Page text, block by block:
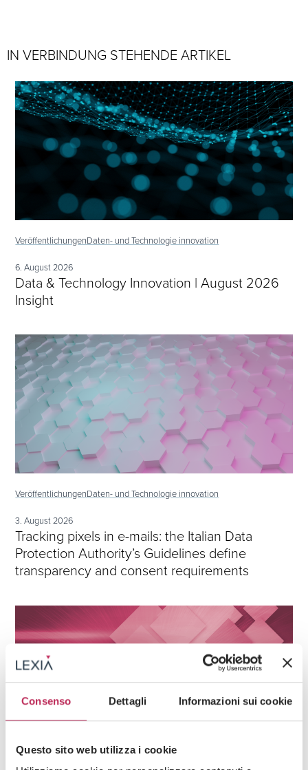
Consenso Dettagli Informazioni sui cookie
Questo sito web utilizza i cookie
IN VERBINDUNG STEHENDE ARTIKEL
VeröffentlichungenDaten- und Technologie innovation
6. August 2026
Data & Technology Innovation | August 2026
Insight
VeröffentlichungenDaten- und Technologie innovation
3. August 2026
Tracking pixels in e-mails: the Italian Data
Protection Authority’s Guidelines define
transparency and consent requirements